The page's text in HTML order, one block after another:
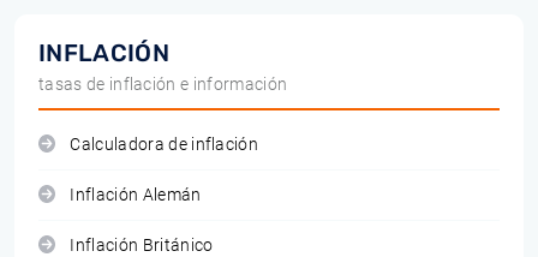
INFLACIÓN
tasas de inflación e información
Calculadora de inflación
Inflación Alemán
Inflación Británico